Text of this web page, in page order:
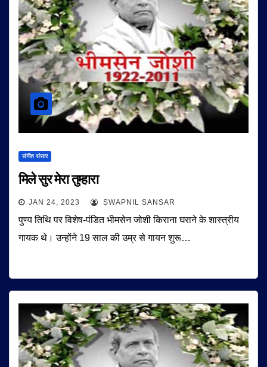
संगीत संसार
मिले सुर मेरा तुम्हारा
JAN 24, 2023 SWAPNIL SANSAR
पुण्य तिथि पर विशेष-पंडित भीमसेन जोशी किराना घराने के शास्त्रीय
गायक थे। उन्होंने 19 साल की उम्र से गायन शुरू…